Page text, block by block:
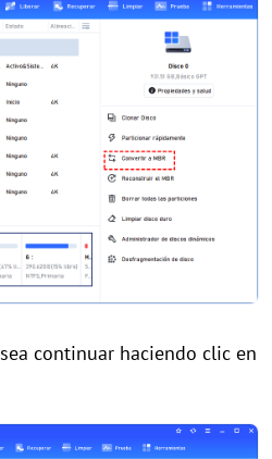
continuar haciendo clic en